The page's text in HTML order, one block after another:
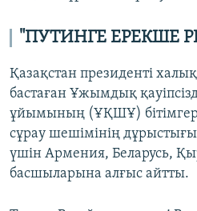
"ПУТИНГЕ ЕРЕКШЕ
Қазақстан президенті
бастаған Ұжымдық
ұйымының (ҰҚШҰ) бітімгер
сұрау шешімінің
үшін Армения, Беларусь,
басшыларына алғыс айтты.